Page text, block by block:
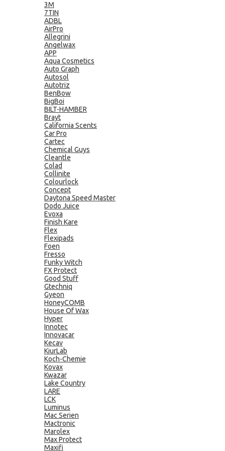
3M
7TIN
ADBL
AirPro
Allegrini
Angelwax
APP
Aqua Cosmetics
Auto Graph
Autosol
Autotriz
BenBow
BigBoi
BILT-HAMBER
Brayt
California Scents
Car Pro
Cartec
Chemical Guys
Cleantle
Colad
Collinite
Colourlock
Concept
Daytona Speed Master
Dodo Juice
Evoxa
Finish Kare
Flex
Flexipads
Foen
Fresso
Funky Witch
FX Protect
Good Stuff
Gtechniq
Gyeon
HoneyCOMB
House Of Wax
Hyper
Innotec
Innovacar
Kecav
KiurLab
Koch-Chemie
Kovax
Kwazar
Lake Country
LARE
LCK
Luminus
Mac Serien
Mactronic
Marolex
Max Protect
Maxifi